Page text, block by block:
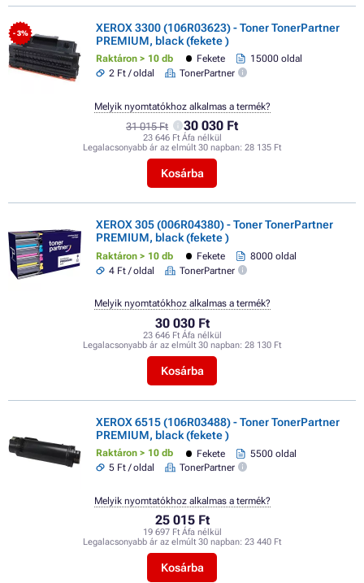
- 3%
XEROX 3300 (106R03623) - Toner TonerPartner
PREMIUM, black (fekete )
Raktáron > 10 db Fekete
15000 oldal
2 Ft / oldal
TonerPartner
31 015 Ft 30 030 Ft
23 646 Ft Áfa nélkül
Legalacsonyabb ár az elmúlt 30 napban: 28 135 Ft
Kosárba
Melyik nyomtatókhoz alkalmas a termék?
XEROX 305 (006R04380) - Toner TonerPartner
PREMIUM, black (fekete )
Raktáron > 10 db Fekete
8000 oldal
4 Ft / oldal
TonerPartner
30 030 Ft
23 646 Ft Áfa nélkül
Legalacsonyabb ár az elmúlt 30 napban: 28 130 Ft
Kosárba
Melyik nyomtatókhoz alkalmas a termék?
XEROX 6515 (106R03488) - Toner TonerPartner
PREMIUM, black (fekete )
Raktáron > 10 db Fekete
5500 oldal
5 Ft / oldal
TonerPartner
25 015 Ft
19 697 Ft Áfa nélkül
Legalacsonyabb ár az elmúlt 30 napban: 23 440 Ft
Kosárba
Melyik nyomtatókhoz alkalmas a termék?